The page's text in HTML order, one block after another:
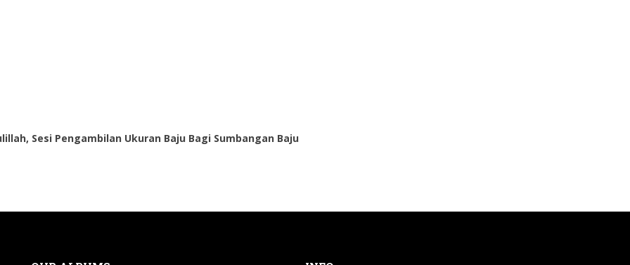
Sesi Pengambilan Ukuran Baju Bagi Sumbangan Baju